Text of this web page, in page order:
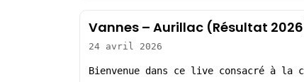
Vannes – Aurillac (Résultat
24 avril 2026
Bienvenue dans ce live consacré à la